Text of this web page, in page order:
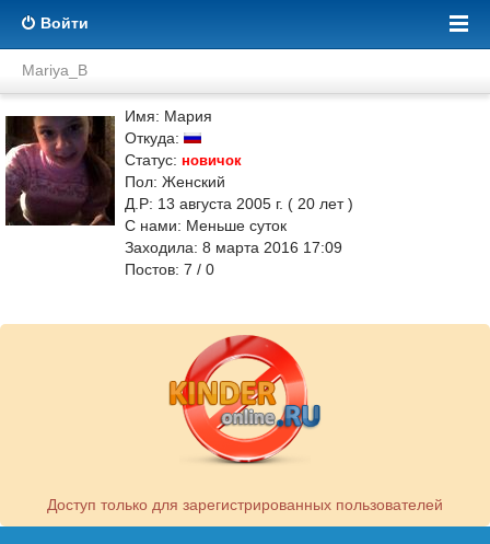
Войти
Mariya_B
Имя: Мария
Откуда:
Статус: новичок
Пол: Женский
Д.Р: 13 августа 2005 г. ( 20 лет )
С нами: Меньше суток
Заходила: 8 марта 2016 17:09
Постов: 7 / 0
Доступ только для зарегистрированных пользователей